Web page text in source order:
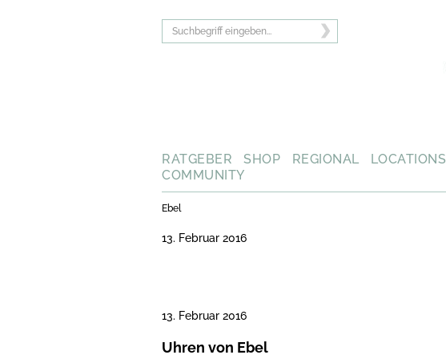
RATGEBER SHOP REGIONAL LOCATIONS
COMMUNITY
Ebel
13. Februar 2016
13. Februar 2016
Uhren von Ebel